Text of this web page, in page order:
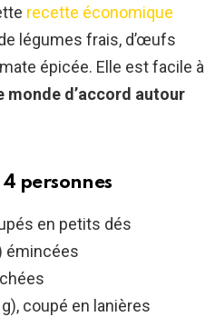
recette économique
légumes frais, d’œufs
épicée. Elle est facile à
d’accord autour
personnes
en petits dés
émincées
coupé en lanières